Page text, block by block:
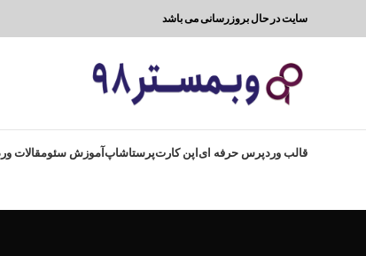
سایت در حال بروزرسانی می باشد
قالب وردپرس حرفه ایاپن کارتپرستاشاپآموزش سئومقالات